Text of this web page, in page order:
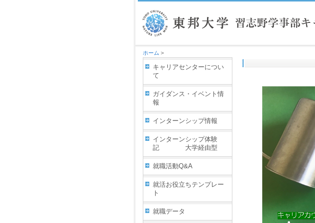
ホーム >
キャリアセンターについ
て
ガイダンス・イベント情
報
インターンシップ情報
インターンシップ体験
記 大学経由型
就職活動Q&A
就活お役立ちテンプレー
ト
就職データ